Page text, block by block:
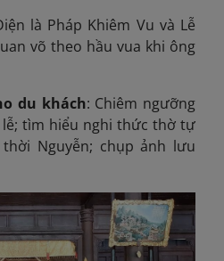
là Pháp Khiêm Vu và Lễ
võ theo hầu vua khi ông
du khách: Chiêm ngưỡng
lễ; tìm hiểu nghi thức thờ tự
Nguyễn; chụp ảnh lưu